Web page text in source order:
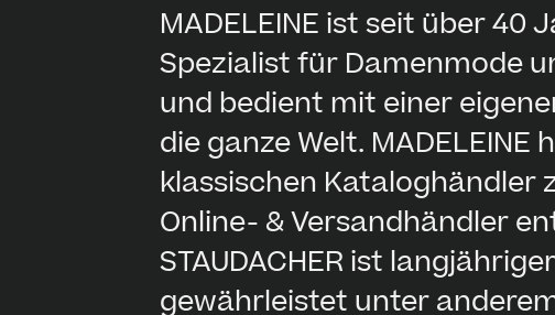
MADELEINE ist seit über 40
Spezialist für Damenmode
und bedient mit einer
die ganze Welt. MADELEINE
klassischen Kataloghändler
Online- & Versandhändler
STAUDACHER ist
gewährleistet unter